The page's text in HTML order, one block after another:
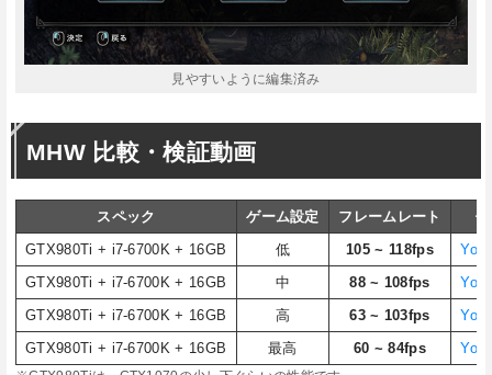
見やすいように編集済み
MHW 比較・検証動画
スペック ゲーム設定 フレームレート
GTX980Ti + i7-6700K + 16GB
低 105 ~ 118fps
GTX980Ti + i7-6700K + 16GB
中 88 ~ 108fps
GTX980Ti + i7-6700K + 16GB
高 63 ~ 103fps
GTX980Ti + i7-6700K + 16GB
最高 60 ~ 84fps